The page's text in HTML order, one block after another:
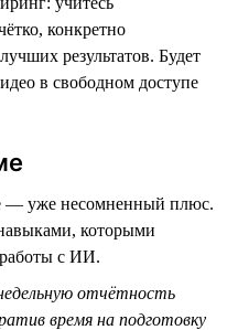
конкретно
результатов. Будет
в свободном доступе
— уже несомненный плюс.
которыми
работы с ИИ.
отчётность
время на подготовку